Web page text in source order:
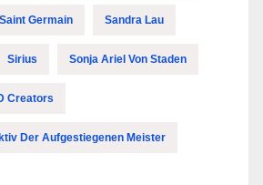
Saint Germain Sandra Lau
Sirius Sonja Ariel Von Staden
Creators
Der Aufgestiegenen Meister